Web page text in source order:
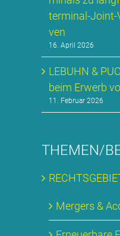
ter­mi­nal-
ven
16. April 2026
LE­BUHN &
beim Er­werb
11. Februar 2026
THEMEN/
Mer­gers &